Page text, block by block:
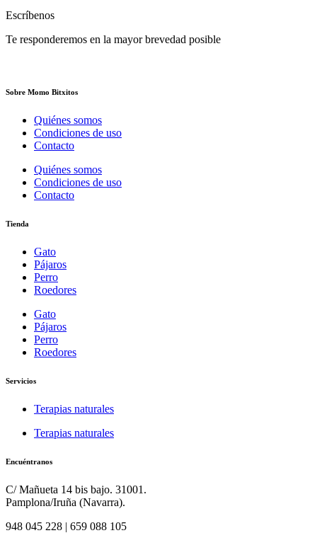
Escríbenos
Te responderemos en la mayor brevedad posible
Sobre Momo Bitxitos
Quiénes somos
Condiciones de uso
Contacto
Quiénes somos
Condiciones de uso
Contacto
Tienda
Gato
Pájaros
Perro
Roedores
Gato
Pájaros
Perro
Roedores
Servicios
Terapias naturales
Terapias naturales
Encuéntranos
C/ Mañueta 14 bis bajo. 31001.
Pamplona/Iruña (Navarra).
948 045 228 | 659 088 105